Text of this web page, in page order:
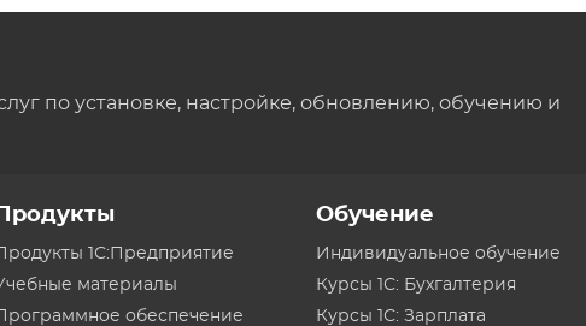
по установке, настройке, обновлению, обучению и
Продукты
Продукты 1С:Предприятие
материалы
Программное обеспечение
Обучение
Индивидуальное обучение
Курсы 1С: Бухгалтерия
Курсы 1С: Зарплата